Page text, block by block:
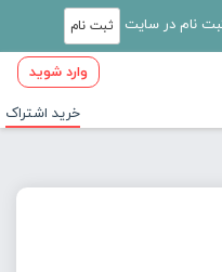
ثبت نام
وارد شوید
خرید اشتراک